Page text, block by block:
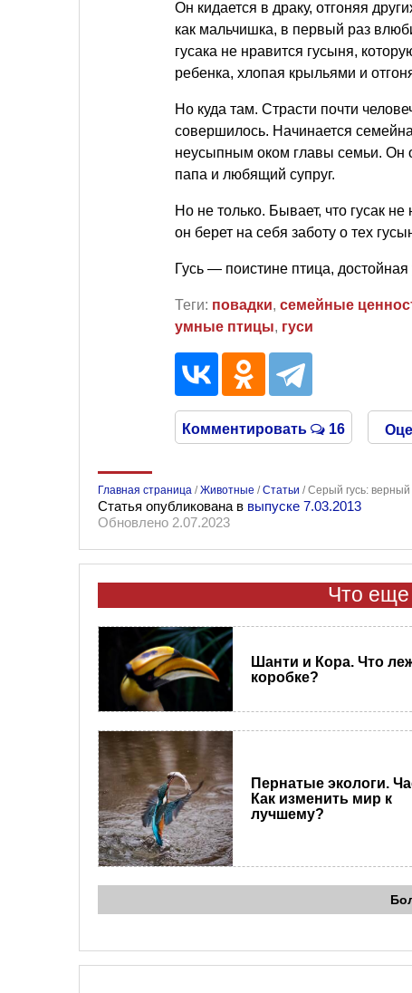
Он кидается в драку, отгоняя
как мальчишка, в первый раз
гусака не нравится гусыня,
ребенка, хлопая крыльями и
Но куда там. Страсти почти
совершилось. Начинается
неусыпным оком главы семьи. Он
папа и любящий супруг.
Но не только. Бывает, что гусак
он берет на себя заботу о тех
Гусь — поистине птица,
Теги: повадки, семейные
умные птицы, гуси
Комментировать 16
Главная страница /Животные /Статьи /Серый гусь:
Статья опубликована в выпуске 7.03.2013
Обновлено 2.07.2023
Что еще
Шанти и Кора. Что
коробке?
Пернатые экологи.
Как изменить мир к
лучшему?